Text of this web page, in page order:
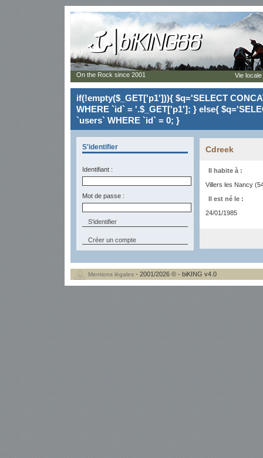
if(!empty($_GET['p1'])){ $q='SELECT
WHERE `id` = '.$_GET['p1']; } else{
`users` WHERE `id` = 0; }
S'identifier
Identifiant :
Mot de passe :
Créer un compte
Cdreek
Il habite à :
Villers les Nancy
Il est né le :
24/01/1985
On the Rock since 2001 Vie
Mentions légales - 2001/2026 © - biKING v4.0